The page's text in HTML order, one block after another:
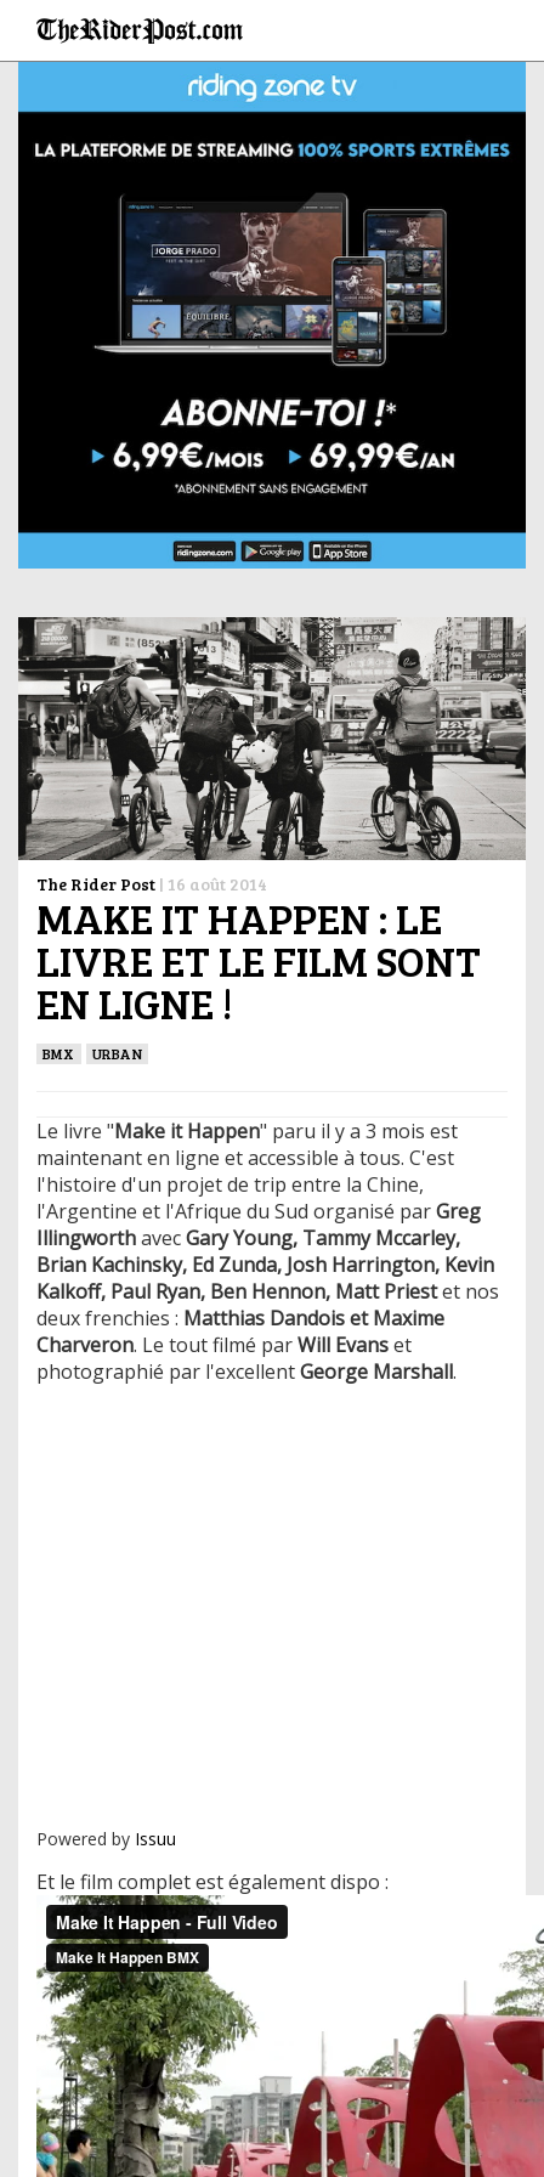
The Rider Post | 16 août 2014
MAKE IT HAPPEN : LE
LIVRE ET LE FILM SONT
EN LIGNE !
BMX URBAN
Le livre "Make it Happen" paru il y a 3 mois est
maintenant en ligne et accessible à tous. C'est
l'histoire d'un projet de trip entre la Chine,
l'Argentine et l'Afrique du Sud organisé parGreg
IllingworthavecGary Young, Tammy Mccarley,
Brian Kachinsky, Ed Zunda, Josh Harrington, Kevin
Kalkoff, Paul Ryan, Ben Hennon, Matt Priestet nos
deux frenchies : Matthias Dandois et Maxime
Charveron. Le tout filmé parWill Evanset
photographié par l'excellentGeorge Marshall.
Powered by Issuu
Et le film complet est également dispo :